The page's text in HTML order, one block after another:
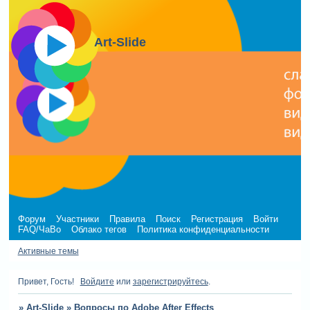
Art-Slide
Форум Участники Правила Поиск Регистрация
Войти
FAQ/ЧаВо
Облако тегов Политика конфиденциальности
Активные темы
Привет, Гость! Войдите или зарегистрируйтесь.
» Art-Slide » Вопросы по Adobe After Effects